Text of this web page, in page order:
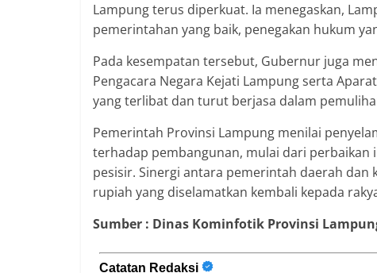
Lampung terus diperkuat. Ia menegaskan,
pemerintahan yang baik, penegakan hukum
Pada kesempatan tersebut, Gubernur juga
Pengacara Negara Kejati Lampung serta
yang terlibat dan turut berjasa dalam
Pemerintah Provinsi Lampung menilai
terhadap pembangunan, mulai dari
pesisir. Sinergi antara pemerintah daerah
rupiah yang diselamatkan kembali kepada
Sumber : Dinas Kominfotik Provinsi